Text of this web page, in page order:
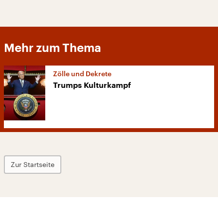
Mehr zum Thema
Zölle und Dekrete
Trumps Kulturkampf
Zur Startseite